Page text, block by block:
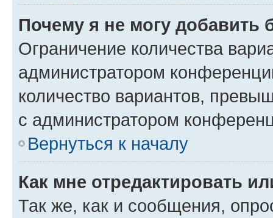
Почему я не могу добавить
Ограничение количества
администратором
количество вариантов,
с администратором
Вернуться к началу
Как мне отредактировать
Так же, как и сообщения,